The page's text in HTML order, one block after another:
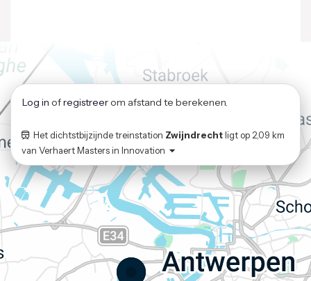
Log in ofregistreerom afstand te berekenen.
Het dichtstbijzijnde treinstation Zwijndrechtligt op 2,09 km
van Verhaert Masters in Innovation